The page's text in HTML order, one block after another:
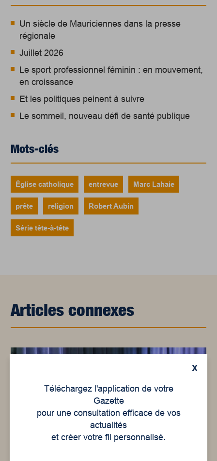
Un siècle de Mauriciennes dans la presse
régionale
Juillet 2026
Le sport professionnel féminin : en mouvement,
en croissance
Et les politiques peinent à suivre
Le sommeil, nouveau défi de santé publique
Mots-clés
Église catholique entrevue Marc Lahaie
prête religion Robert Aubin
Série tête-à-tête
Articles connexes
X
Téléchargez l'application de votre
Gazette
pour une consultation efficace de vos
actualités
et créer votre fil personnalisé.